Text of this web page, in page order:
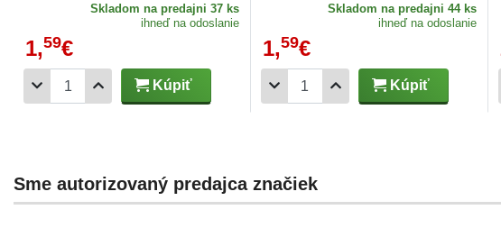
Skladom na predajni 37 ks
ihneď na odoslanie
1,59€
Kúpiť
Skladom na predajni 44 ks
ihneď na odoslanie
1,59€
Kúpiť
Sme autorizovaný predajca značiek